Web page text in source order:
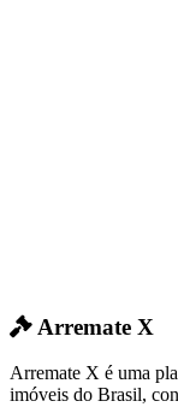
Arremate X
Arremate X é uma
imóveis do Brasil,